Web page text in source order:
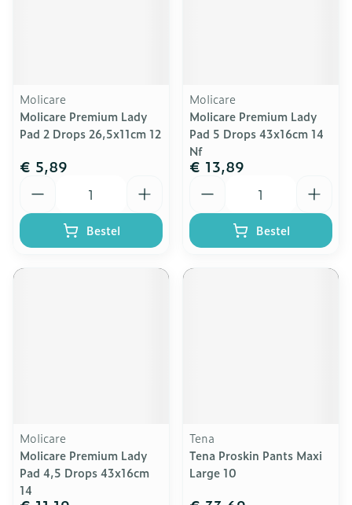
Molicare
Molicare Premium Lady
Pad 2 Drops 26,5x11cm 12
€ 5,89
Bestel
Molicare
Molicare Premium Lady
Pad 5 Drops 43x16cm 14
Nf
€ 13,89
Bestel
Molicare
Molicare Premium Lady
Pad 4,5 Drops 43x16cm
14
Tena
Tena Proskin Pants Maxi
Large 10